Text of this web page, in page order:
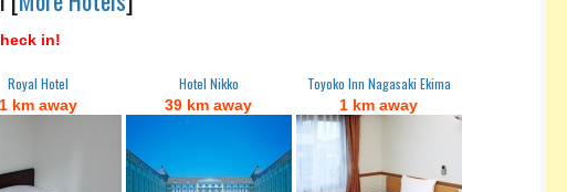
in!
Royal Hotel
1 km away
Hotel Nikko
39 km away
Toyoko Inn Nagasaki Ekima
1 km away